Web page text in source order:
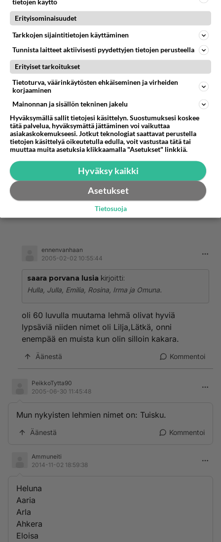
saara porvana lusia
Hulla, Julla, Emilia, Rosina, Irma ja Omuna.
ennenvanhaan
2005-02-02 10:55:44
saara porvana lusia kirjoitti:
Hulla, Julla, Emilia, Rosina, Irma ja Omuna.
oli 60 luvulla muutama lehmä olivat hyviä
lypsäviä niiden nimet oli Lilja,Lätkä, onni
enempää en muista kun olin silloin kakara.
Äänestä Kommentoi
PeikkoTytta90
2005-06-30 11:45:48
Mun nykyisten lehmien nimet on: Tuisku.
Äänestä Kommentoi
Ammuneiti
2014-11-02 18:59:38
Heluna
Aaria
Arla
Ahkera
Eloisa
tietojen käyttö
Erityisominaisuudet
Tarkkojen sijaintitietojen käyttäminen
Tunnista laitteet aktiivisesti pyydettyjen tietojen perusteella
Erityiset tarkoitukset
Tietoturva, väärinkäytösten ehkäiseminen ja virheiden
korjaaminen
Mainonnan ja sisällön tekninen jakelu
Hyväksymällä sallit tietojesi käsittelyn. Suostumuksesi koskee
tätä palvelua, hyväksymättä jättäminen voi vaikuttaa
asiakaskokemukseesi. Jotkut teknologiat saattavat perustella
tietojen käsittelyä oikeutetulla edulla, voit vastustaa tätä tai
muuttaa muita asetuksia klikkaamalla "Asetukset" linkkiä.
Hyväksy kaikki
Asetukset
Tietosuoja